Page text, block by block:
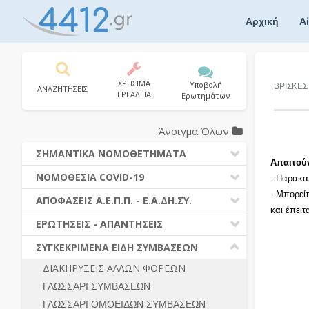
Αρχική
-
-
και
ΑΝΑΖΗΤΗΣΕΙΣ
ΧΡΗΣΙΜΑ
ΕΡΓΑΛΕΙΑ
Υποβολή
Ερωτημάτων
Άνοιγμα Όλων
ΣΗΜΑΝΤΙΚΑ ΝΟΜΟΘΕΤΗΜΑΤΑ
ΔΗΜΟΣΙΕΣ ΣΥΜΒΑΣΕΙΣ (Ν. 4412/2016)
ΔΗΜΟΤΙΚΟΣ ΚΩΔΙΚΑΣ (Ν.3463/2006)
ΚΑΛΛΙΚΡΑΤΗΣ (Ν.3852/2010)
ΝΟΜΟΘΕΣΙΑ - ΝΟΜΟΛΟΓΙΑ (ΣΥΝΟΛΟ)
ΝΟΜΟΘΕΣΙΑ COVID-19
ΝΟΜΟΘΕΣΙΑ - ΝΟΜΟΛΟΓΙΑ COVID -19
ΕΡΩΤΗΣΕΙΣ - ΑΠΑΝΤΗΣΕΙΣ
ΑΠΟΦΑΣΕΙΣ Α.Ε.Π.Π. - Ε.Α.ΔΗ.ΣΥ.
ΠΡΟΔΙΚΑΣΤΙΚΗ ΠΡΟΣΦΥΓΗ
ΓΕΝΙΚΟΙ ΚΑΝΟΝΕΣ
ΔΙΚΑΙΟΥΜΕΝΟΙ ΣΥΜΜΕΤΟΧΗΣ
ΠΡΟΣΦΟΡΕΣ – ΔΙΚΑΙΟΛΟΓΗΤΙΚΑ
ΣΥΜΜΕΤΟΧΗΣ
ΕΡΩΤΗΣΕΙΣ - ΑΠΑΝΤΗΣΕΙΣ
Ν. 4782/2021 - ΤΡΟΠΟΠΟΙΗΣΗ
4412/2016
ΔΙΕΞΑΓΩΓΗ ΔΙΑΔΙΚΑΣΙΑΣ
ΔΙΑΔΙΚΑΣΙΕΣ ΑΝΑΘΕΣΗΣ
ΣΥΓΚΕΚΡΙΜΕΝΑ ΕΙΔΗ ΣΥΜΒΑΣΕΩΝ
ΔΙΑΚΗΡΥΞΕΙΣ ΑΛΛΩΝ ΦΟΡΕΩΝ
ΓΛΩΣΣΑΡΙ ΣΥΜΒΑΣΕΩΝ
ΓΛΩΣΣΑΡΙ ΟΜΟΕΙΔΩΝ ΣΥΜΒΑΣΕΩΝ